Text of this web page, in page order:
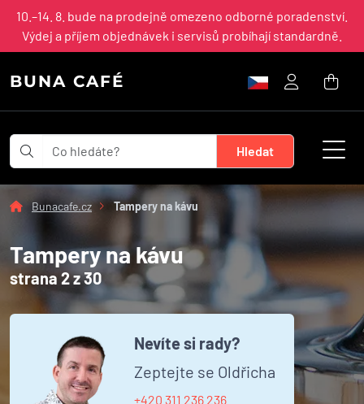
10.–14. 8. bude na prodejně omezeno odborné poradenství.
Výdej a příjem objednávek i servisů probíhají standardně.
BUNA CAFÉ
Bunacafe.cz Tampery na kávu
Tampery na kávu
strana 2 z 30
Nevíte si rady?
Zeptejte se Oldřicha
+420 311 236 236